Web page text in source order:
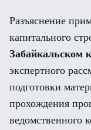
Разъяснение
капитального
Забайкальском
экспертного
подготовки
прохождения
ведомственного